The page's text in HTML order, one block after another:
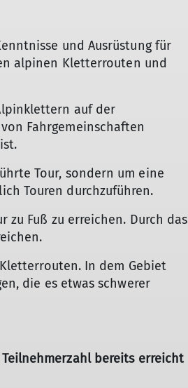
und Ausrüstung für
alpinen Kletterrouten und
auf der
Fahrgemeinschaften
Tour, sondern um eine
Touren durchzuführen.
Fuß zu erreichen. Durch das
In dem Gebiet
die es etwas schwerer
bereits erreicht